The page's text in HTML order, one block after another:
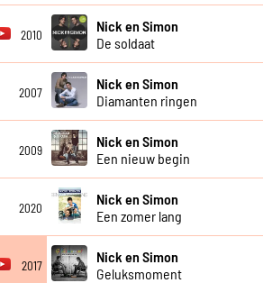
2010
Nick en Simon
De soldaat
2007
Nick en Simon
Diamanten ringen
2009
Nick en Simon
Een nieuw begin
2020
Nick en Simon
Een zomer lang
2017
Nick en Simon
Geluksmoment